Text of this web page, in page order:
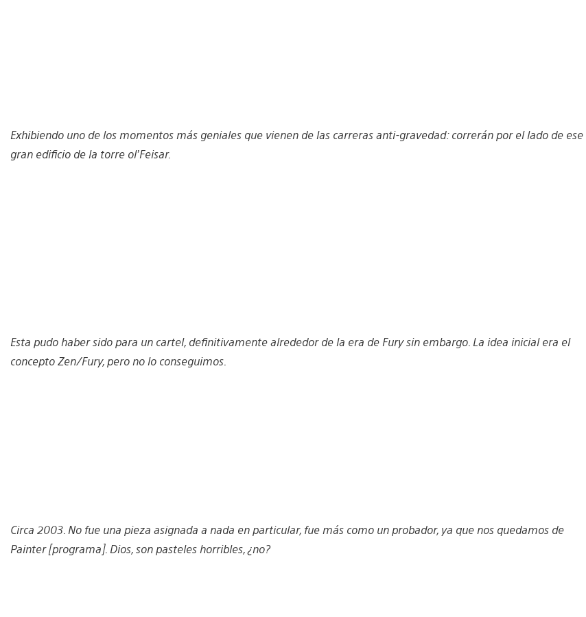
Exhibiendo uno de los momentos más geniales que vienen de las carreras anti-gravedad: correrán por el lado de ese
gran edificio de la torre ol’Feisar.
Esta pudo haber sido para un cartel, definitivamente alrededor de la era de Fury sin embargo. La idea inicial era el
concepto Zen/Fury, pero no lo conseguimos.
Circa 2003. No fue una pieza asignada a nada en particular, fue más como un probador, ya que nos quedamos de
Painter [programa]. Dios, son pasteles horribles, ¿no?